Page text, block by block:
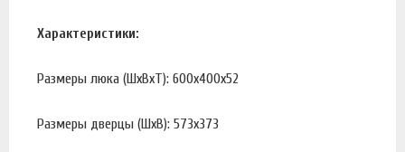
Характеристики:
Размеры люка (ШхВхТ): 600х400х52
Размеры дверцы (ШхВ): 573х373